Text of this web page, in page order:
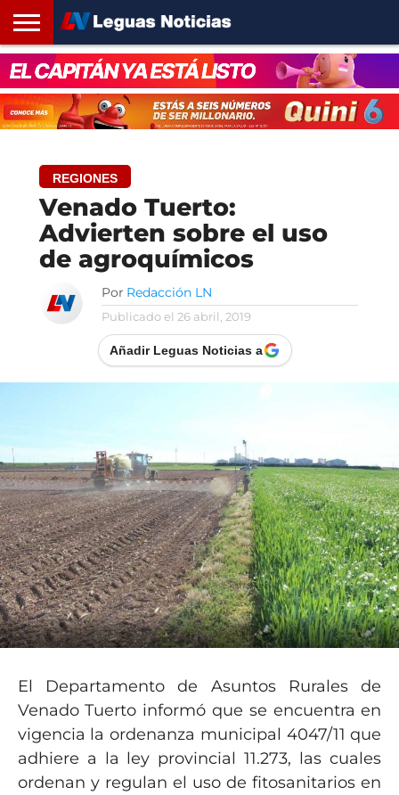
INICIO
SANTA
FE
ROSARIO24
REGIONES
ARGENTINA
OPINIÓN
CONTACTO
REGIONES
Venado Tuerto:
Advierten sobre el uso
de agroquímicos
Por Redacción LN
Publicado el 26 abril, 2019
Añadir Leguas Noticias a
El Departamento de Asuntos Rurales de
Venado Tuerto informó que se encuentra en
vigencia la ordenanza municipal 4047/11 que
adhiere a la ley provincial 11.273, las cuales
ordenan y regulan el uso de fitosanitarios en